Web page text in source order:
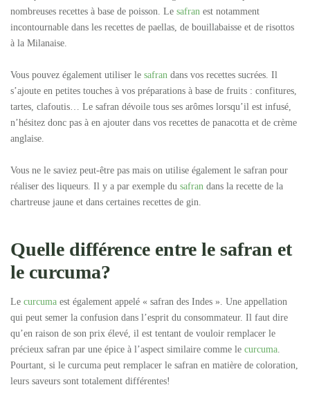
nombreuses recettes à base de poisson. Le safran est notamment
incontournable dans les recettes de paellas, de bouillabaisse et de risottos
à la Milanaise.
Vous pouvez également utiliser le safran dans vos recettes sucrées. Il
s’ajoute en petites touches à vos préparations à base de fruits : confitures,
tartes, clafoutis… Le safran dévoile tous ses arômes lorsqu’il est infusé,
n’hésitez donc pas à en ajouter dans vos recettes de panacotta et de crème
anglaise.
Vous ne le saviez peut-être pas mais on utilise également le safran pour
réaliser des liqueurs. Il y a par exemple du safran dans la recette de la
chartreuse jaune et dans certaines recettes de gin.
Quelle différence entre le safran et
le curcuma?
Le curcuma est également appelé « safran des Indes ». Une appellation
qui peut semer la confusion dans l’esprit du consommateur. Il faut dire
qu’en raison de son prix élevé, il est tentant de vouloir remplacer le
précieux safran par une épice à l’aspect similaire comme le curcuma
Pourtant, si le curcuma peut remplacer le safran en matière de coloration,
leurs saveurs sont totalement différentes!